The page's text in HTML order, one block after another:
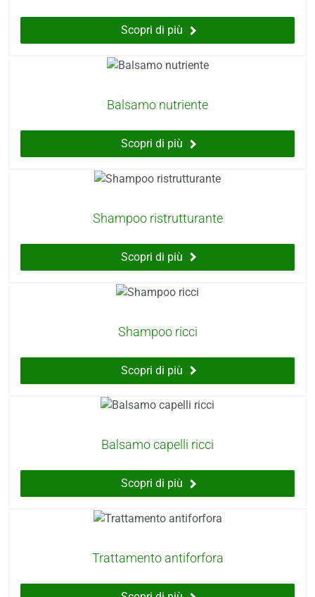
Scopri di più
Balsamo nutriente
Scopri di più
Shampoo ristrutturante
Scopri di più
Shampoo ricci
Scopri di più
Balsamo capelli ricci
Scopri di più
Trattamento antiforfora